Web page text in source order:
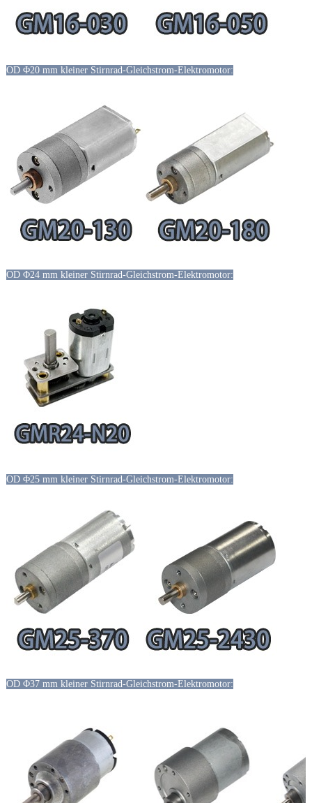
OD Φ20 mm kleiner Stirnrad-Gleichstrom-Elektromotor:
OD Φ24 mm kleiner Stirnrad-Gleichstrom-Elektromotor:
OD Φ25 mm kleiner Stirnrad-Gleichstrom-Elektromotor:
OD Φ37 mm kleiner Stirnrad-Gleichstrom-Elektromotor: